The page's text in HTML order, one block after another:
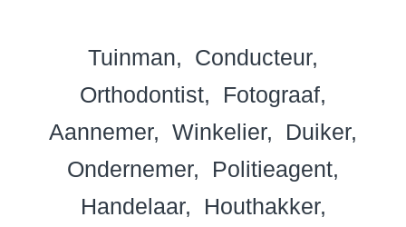
Tuinman
Conducteur
Orthodontist
Fotograaf
Aannemer
Winkelier
Duiker
Ondernemer
Politieagent
Handelaar
Houthakker